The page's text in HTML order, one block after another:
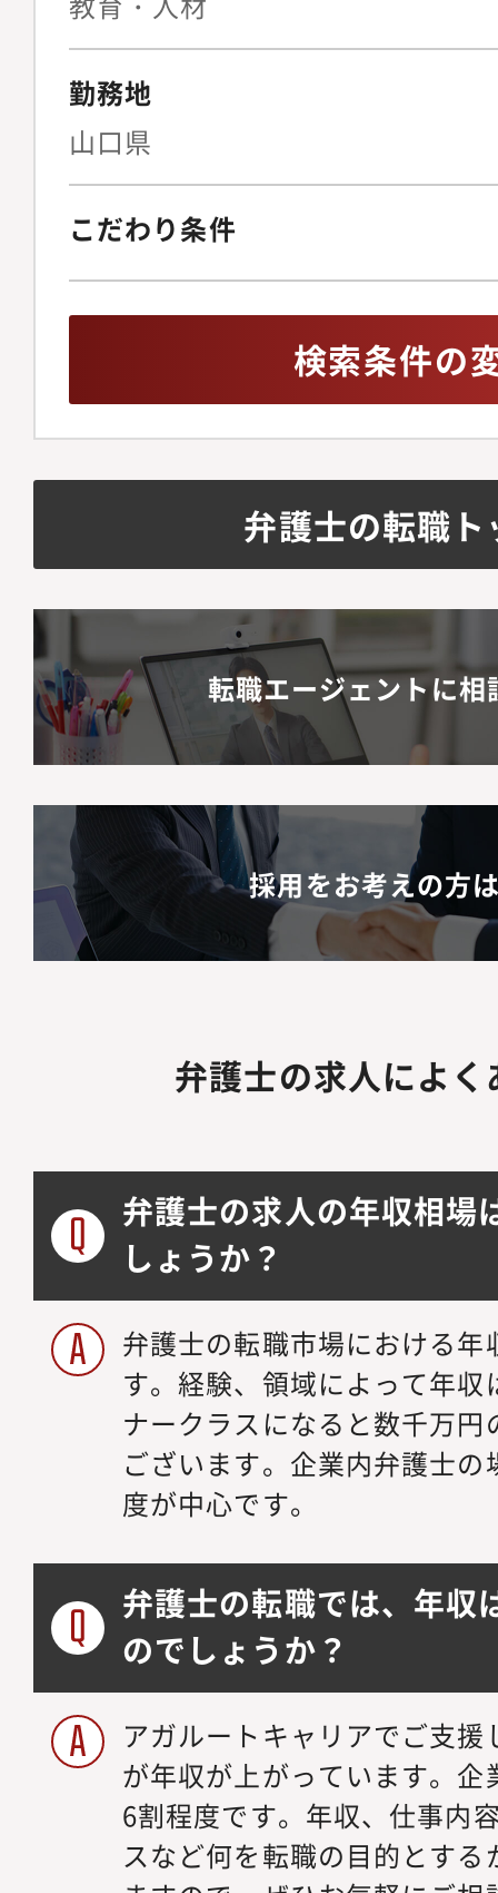
止めない法務」を実
化内部通報制度の整
イアンス違反発生時
ISMSを含む、全社情
報保護体制の監督◆
の法改正を先読みし
プライアンス」研修
的リテラシー向上の
ションの魅力】・代
断に直結するリーガ
能です。・上場前後
て、極めて市場価値
習得できます。・キ
じ、早期に法務責任
勤務地
山口県
こだわり条件
検索条件の
弁護士の転職ト
転職エージェントに相
採用をお考えの方
弁護士の求人によ
弁護士の求人の年収相場
しょうか？
弁護士の転職市場における
す。経験、領域によって年
ナークラスになると数千万
ございます。企業内弁護士
度が中心です。
弁護士の転職では、年収
のでしょうか？
アガルートキャリアでご支
が年収が上がっています。
6割程度です。年収、仕事内
スなど何を転職の目的とす